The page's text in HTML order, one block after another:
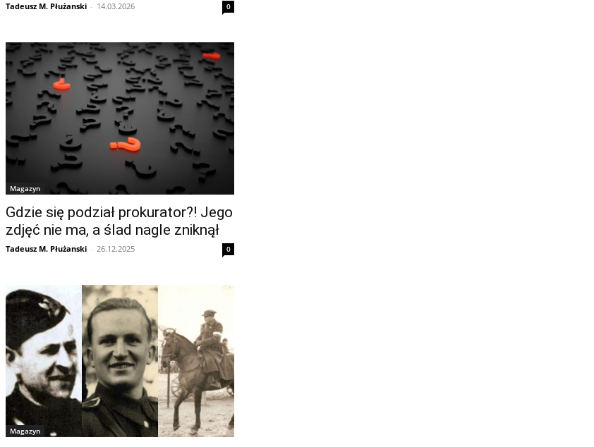
Tadeusz M. Płużanski - 14.03.2026 0
Magazyn
Gdzie się podział prokurator?! Jego
zdjęć nie ma, a ślad nagle zniknął
Tadeusz M. Płużanski - 26.12.2025 0
Magazyn